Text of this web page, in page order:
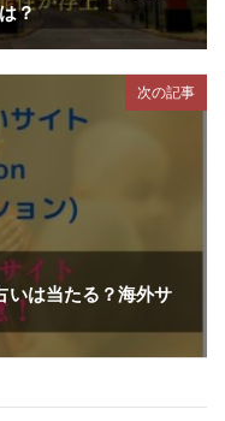
？
次の記事
は当たる？海外サ